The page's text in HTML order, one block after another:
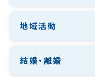
地域活動
結婚・離婚